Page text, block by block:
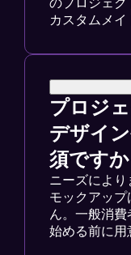
のプロジェク
カスタムメイ
プロジ
デザイ
須ですか
ニーズにより
モックアッ
ん。一般消
始める前に用